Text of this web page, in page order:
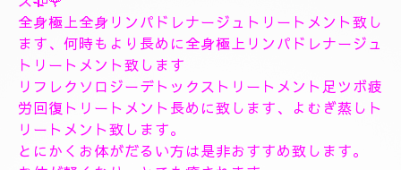
１８時〜のご予約可能です
１9時〜のご予約可能です
極上に癒しのトリートメントを致します。
出張＆ルームのご予約のお電話お待ちしています。
❖❖❖❖❖❖❖❖❖❖❖❖❖❖
🥀🌹新しいコース🥀🌹